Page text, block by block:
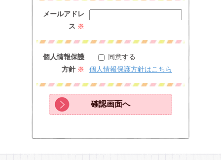
メールアドレ
ス ※
個人情報保護
方針 ※
同意する
個人情報保護方針はこちら